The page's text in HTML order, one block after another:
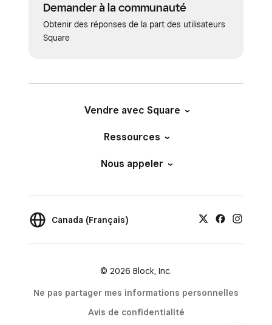
Demander à la communauté
Obtenir des réponses de la part des utilisateurs
Square
Vendre avec Square
Ressources
Nous appeler
Canada (Français)
© 2026 Block, Inc.
Ne pas partager mes informations personnelles
Avis de confidentialité